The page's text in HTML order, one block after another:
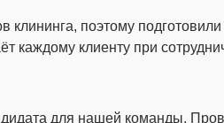
поэтому
каждому клиенту при
для нашей команды.